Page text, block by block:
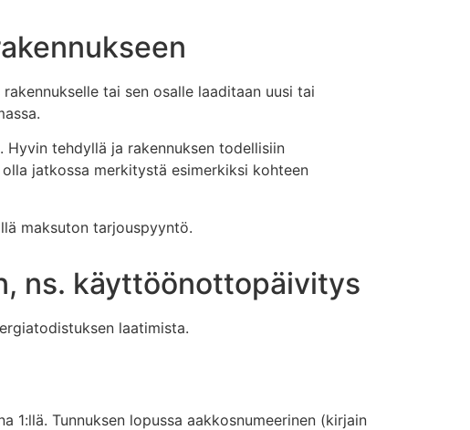
tai sen osalle laaditaan uusi tai
tehdyllä ja rakennuksen todellisiin
jatkossa merkitystä esimerkiksi kohteen
maksuton tarjouspyyntö.
ns. käyttöönottopäivitys
laatimista.
1:llä. Tunnuksen lopussa aakkosnumeerinen (kirjain